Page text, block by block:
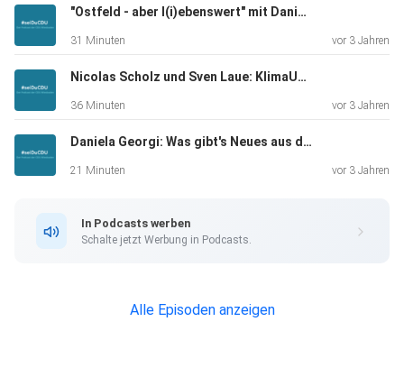
Interessen von Frauen, auch und gerade bei brisanten
Themen. Ein
Kompetenzen, großem
Engagement und offensichtlich viel Freude und Humor
das in der Frauenunion Wiesbaden ganz konkret gelebt wird
bietet Ihnen auf sehr kurzweilige und prägnante Weise das
"Ostfeld - aber l(i)ebenswert" mit Daniela Georgi und Nikolas Jacobs
31 Minuten vor 3 Jahren
Nicolas Scholz und Sven Laue: KlimaUnion Hessen
36 Minuten vor 3 Jahren
Daniela Georgi: Was gibt's Neues aus der Stadtverordnetenversammlung?
21 Minuten vor 3 Jahren
In Podcasts werben
Schalte jetzt Werbung in Podcasts.
Alle Episoden anzeigen